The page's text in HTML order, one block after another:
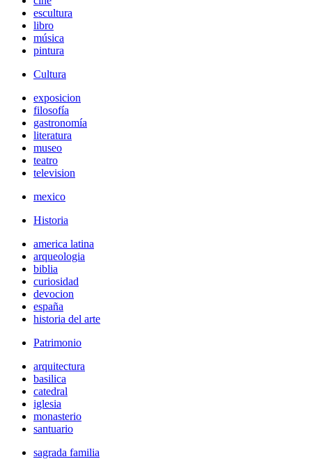
escultura
libro
música
pintura
Cultura
exposicion
filosofía
gastronomía
literatura
museo
teatro
television
mexico
Historia
america latina
arqueologia
biblia
curiosidad
devocion
españa
historia del arte
Patrimonio
arquitectura
basilica
catedral
iglesia
monasterio
santuario
sagrada familia